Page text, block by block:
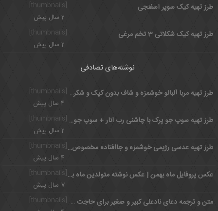
[thumbnails]
طرز تهیه کیک سوپر اسفنجی
2 سال پیش
طرز تهیه کیک شکلاتی 3 تخم مرغی
2 سال پیش
نوشته‌های تصادفی
[thumbnails] طرز تهیه مربا آلبالو خوشمزه و شاف بدون کپک و شکرک به روش خانگی
4 سال پیش
طرز تهیه سوپ جو پرک با چاشنی رب انار + سوپ جو پرک
2 سال پیش
[thumbnails] طرز تهیه عدسی رژیمی خوشمزه و جاافتاده مخصوص ورزشکاران
4 سال پیش
عکس پروفایل ماه بهمن | عکس نوشته متولدین ماه بهمن
7 سال پیش
متن و ترجمه دعای نادعلی کبیر و صغیر برای حاجت + فضائل ختم نادعلی